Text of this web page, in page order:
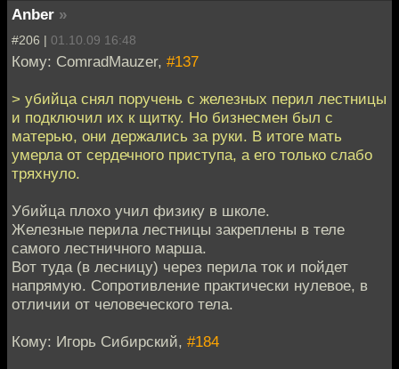
Anber »
#206 | 01.10.09 16:48
Кому: ComradMauzer, #137
> убийца снял поручень с железных перил лестницы
и подключил их к щитку. Но бизнесмен был с
матерью, они держались за руки. В итоге мать
умерла от сердечного приступа, а его только слабо
тряхнуло.
Убийца плохо учил физику в школе.
Железные перила лестницы закреплены в теле
самого лестничного марша.
Вот туда (в лесницу) через перила ток и пойдет
напрямую. Сопротивление практически нулевое, в
отличии от человеческого тела.
Кому: Игорь Сибирский, #184